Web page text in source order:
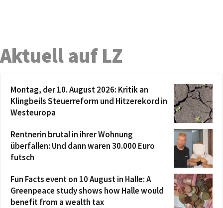
Aktuell auf LZ
Montag, der 10. August 2026: Kritik an
Klingbeils Steuerreform und Hitzerekord in
Westeuropa
Rentnerin brutal in ihrer Wohnung
überfallen: Und dann waren 30.000 Euro
futsch
Fun Facts event on 10 August in Halle: A
Greenpeace study shows how Halle would
benefit from a wealth tax